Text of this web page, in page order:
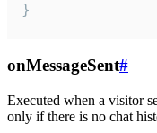
}
onMessageSent#
Executed when a visitor
only if there is no chat